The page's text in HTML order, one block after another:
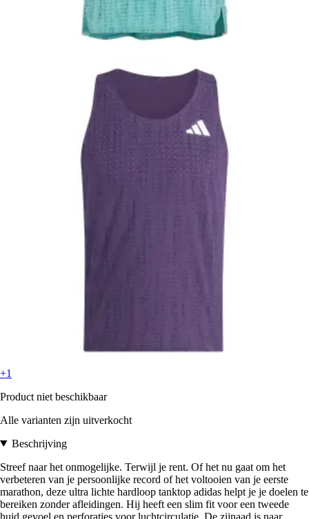
+1
Product niet beschikbaar
Alle varianten zijn uitverkocht
Beschrijving
Streef naar het onmogelijke. Terwijl je rent. Of het nu gaat om het
verbeteren van je persoonlijke record of het voltooien van je eerste
marathon, deze ultra lichte hardloop tanktop adidas helpt je je doelen te
bereiken zonder afleidingen. Hij heeft een slim fit voor een tweede
huid gevoel en perforaties voor luchtcirculatie. De zijnaad is naar